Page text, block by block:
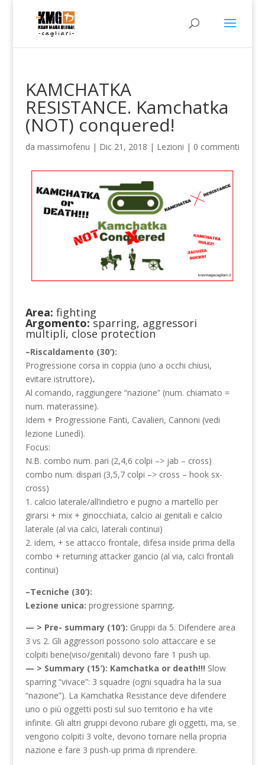
KAMCHATKA
RESISTANCE. Kamchatka
(NOT) conquered!
da massimofenu | Dic 21, 2018 | Lezioni | 0 commenti
Area: fighting
Argomento:sparring, aggressori
multipli, close protection
–Riscaldamento (30′):
Progressione corsa in coppia (uno a occhi chiusi,
evitare istruttore).
Al comando, raggiungere “nazione” (num. chiamato =
num. materassine).
Idem + Progressione Fanti, Cavalieri, Cannoni (vedi
lezione Lunedì).
Focus:
N.B. combo num. pari (2,4,6 colpi –> jab – cross)
combo num. dispari (3,5,7 colpi –> cross – hook sx-
cross)
1. calcio laterale/all’indietro e pugno a martello per
girarsi + mix + ginocchiata, calcio ai genitali e calcio
laterale (al via calci, laterali continui)
2. idem, + se attacco frontale, difesa inside prima della
combo + returning attacker gancio (al via, calci frontali
continui)
–Tecniche (30′):
Lezione unica: progressione sparring.
— > Pre- summary (10′): Gruppi da 5. Difendere area
3 vs 2. Gli aggressori possono solo attaccare e se
colpiti bene(viso/genitali) devono fare 1 push up.
— > Summary (15′): Kamchatka or death!!! Slow
sparring “vivace”: 3 squadre (ogni squadra ha la sua
“nazione”). La Kamchatka Resistance deve difendere
uno o più oggetti posti sul suo territorio e ha vite
infinite. Gli altri gruppi devono rubare gli oggetti, ma, se
vengono colpiti 3 volte, devono tornare nella propria
nazione e fare 3 push-up prima di riprendere.